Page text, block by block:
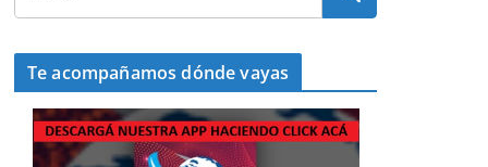
Te acompañamos dónde vayas